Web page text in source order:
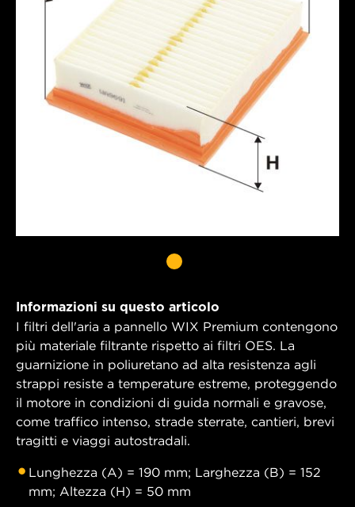
Informazioni su questo articolo
I filtri dell'aria a pannello WIX Premium contengono
più materiale filtrante rispetto ai filtri OES. La
guarnizione in poliuretano ad alta resistenza agli
strappi resiste a temperature estreme, proteggendo
il motore in condizioni di guida normali e gravose,
come traffico intenso, strade sterrate, cantieri, brevi
tragitti e viaggi autostradali.
Lunghezza (A) = 190 mm; Larghezza (B) = 152
mm; Altezza (H) = 50 mm